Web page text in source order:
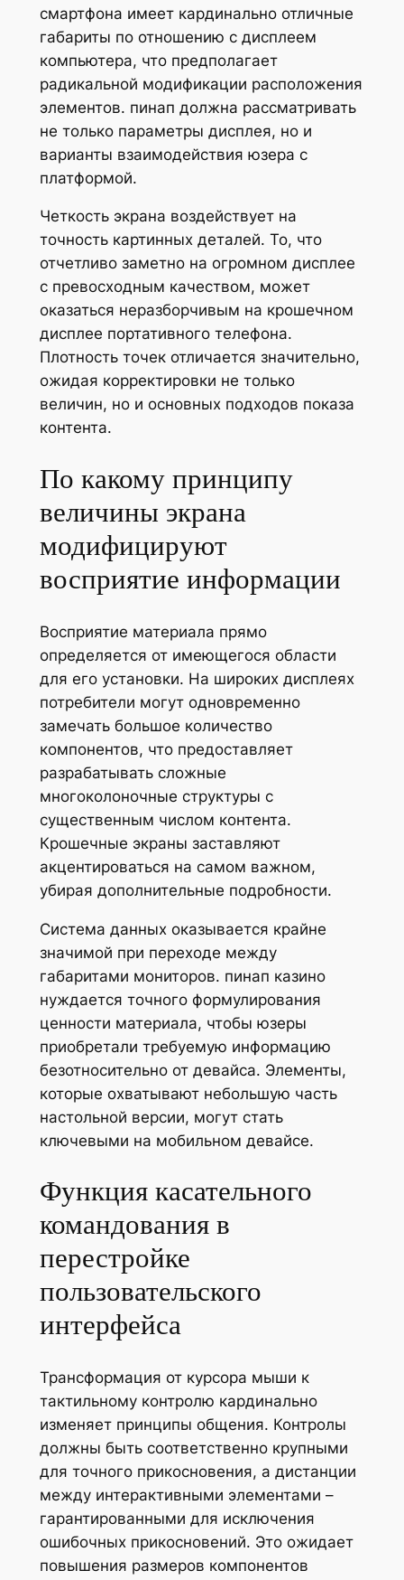
смартфона имеет кардинально отличные
габариты по отношению с дисплеем
компьютера, что предполагает
радикальной модификации расположения
элементов. пинап должна рассматривать
не только параметры дисплея, но и
варианты взаимодействия юзера с
платформой.
Четкость экрана воздействует на
точность картинных деталей. То, что
отчетливо заметно на огромном дисплее
с превосходным качеством, может
оказаться неразборчивым на крошечном
дисплее портативного телефона.
Плотность точек отличается значительно,
ожидая корректировки не только
величин, но и основных подходов показа
контента.
По какому принципу
величины экрана
модифицируют
восприятие информации
Восприятие материала прямо
определяется от имеющегося области
для его установки. На широких дисплеях
потребители могут одновременно
замечать большое количество
компонентов, что предоставляет
разрабатывать сложные
многоколоночные структуры с
существенным числом контента.
Крошечные экраны заставляют
акцентироваться на самом важном,
убирая дополнительные подробности.
Система данных оказывается крайне
значимой при переходе между
габаритами мониторов. пинап казино
нуждается точного формулирования
ценности материала, чтобы юзеры
приобретали требуемую информацию
безотносительно от девайса. Элементы,
которые охватывают небольшую часть
настольной версии, могут стать
ключевыми на мобильном девайсе.
Функция касательного
командования в
перестройке
пользовательского
интерфейса
Трансформация от курсора мыши к
тактильному контролю кардинально
изменяет принципы общения. Контролы
должны быть соответственно крупными
для точного прикосновения, а дистанции
между интерактивными элементами –
гарантированными для исключения
ошибочных прикосновений. Это ожидает
повышения размеров компонентов